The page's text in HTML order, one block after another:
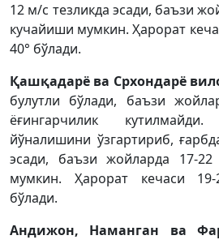
12 м/с тезликда эсади, баъзи
кучайиши мумкин. Ҳарорат
40° бўлади.
Қашқадарё ва Срхондарё
булутли бўлади, баъзи
ёғингарчилик
йўналишини ўзгартириб,
эсади, баъзи жойларда 17-
мумкин. Ҳарорат кечаси 19-
бўлади.
Андижон, Наманган ва